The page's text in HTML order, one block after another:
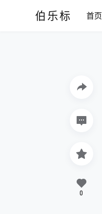
伯乐标 首页
0